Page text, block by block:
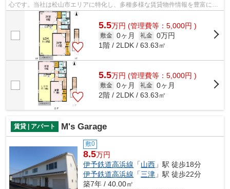
心です。当社は松山市エリアに特化し、多種多様な賃貸物件情報を豊富に取
り扱っています。物件をお探しになる...
5.5万円 (管理費等：5,000円 )
敷金 0ヶ月 礼金 0万円
1階 / 2LDK / 63.63㎡
5.5万円 (管理費等：5,000円 )
敷金 0ヶ月 礼金 0ヶ月
2階 / 2LDK / 63.63㎡
賃貸 | アパート M's Garage
敷0
8.5万円
伊予鉄道高浜線 「山西 」駅 徒歩18分
伊予鉄道高浜線 「三津 」駅 徒歩22分
築7年 / 40.00㎡